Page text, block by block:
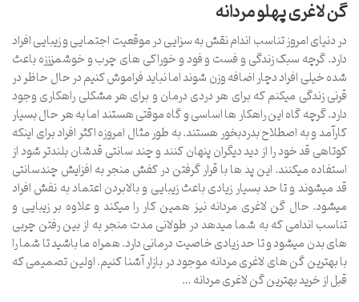
گن لاغری پهلو مردانه
در دنیای امروز تناسب اندام نقش به سزایی در موقعیت اجتمایی و زیبایی افراد
دارد. گرچه سبک زندگی و فست و فود و خوراکی های چرب و خوشمزززه باعث
شده خیلی افراد دچار اضافه وزن شوند اما نباید فراموش کنیم در حال حاظر در
قرنی زندگی میکنم که برای هر دردی درمان و برای هر مشکلی راهکاری وجود
دارد. گرچه گاه این راهکار ها اساسی و گاه موقتی هستند اما به هر حال بسیار
کارآمد و به اصطلاح بدردبخور هستند. به طور مثال امروزه اکثر افراد برای اینکه
کوتاهی قد خود را از دید دیگران پنهان کنند و چند سانتی قدشان بلندتر شود از
استفاده میکنند. این پد ها با قرار گرفتن در کفش منجر به افزایش چندسانتی
قد میشوند و تا حد بسیار زیادی باعث زیبایی و بالابردن اعتماد به نفش افراد
میشود. حال گن لاغری مردانه نیز همین کار را میکند و علاوه بر زیبایی و
تناسب اندامی که به شما میدهد در طولانی مدت منجر به از بین رفتن چربی
های بدن میشود و تا حد زیادی خاصیت درمانی دارد. همراه ما باشید تا شما را
با بهترین گن های لاغری مردانه موجود در بازار آشنا کنیم. اولین تصمیمی که
قبل از خرید بهترین گن لاغری مردانه …